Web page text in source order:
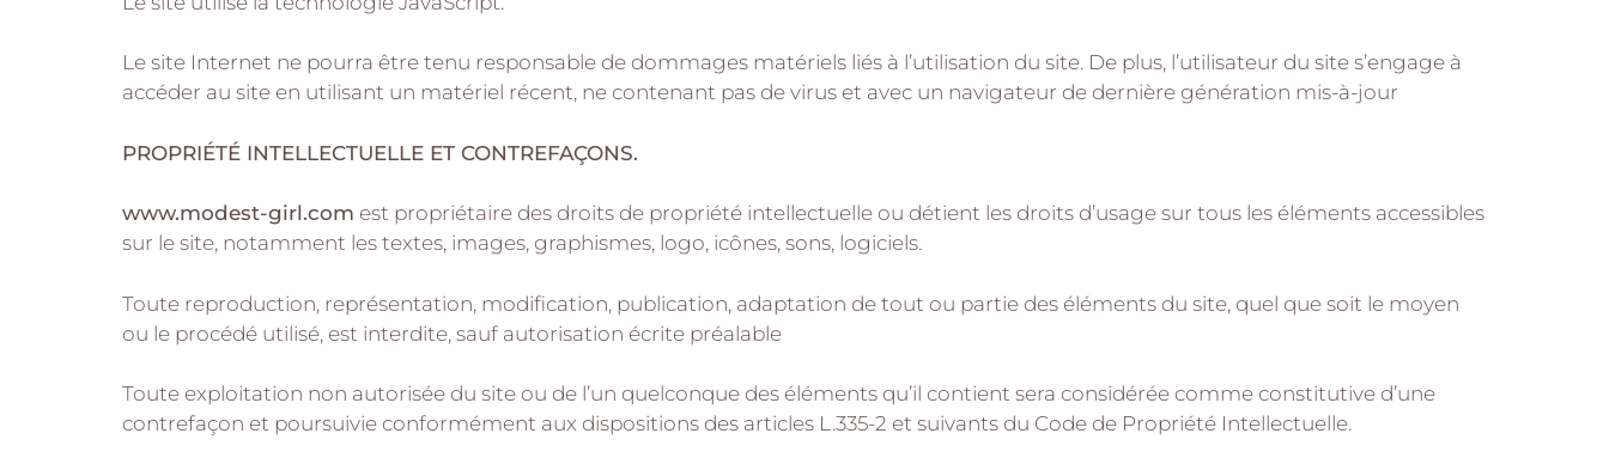
Le site Internet ne pourra être tenu responsable de dommages matériels liés à l’utilisation du site. De plus, l’utilisateur du site s’engage à
accéder au site en utilisant un matériel récent, ne contenant pas de virus et avec un navigateur de dernière génération mis-à-jour
PROPRIÉTÉ INTELLECTUELLE ET CONTREFAÇONS.
www.modest-girl.com est propriétaire des droits de propriété intellectuelle ou détient les droits d’usage sur tous les éléments accessibles
sur le site, notamment les textes, images, graphismes, logo, icônes, sons, logiciels.
Toute reproduction, représentation, modification, publication, adaptation de tout ou partie des éléments du site, quel que soit le moyen
ou le procédé utilisé, est interdite, sauf autorisation écrite préalable
Toute exploitation non autorisée du site ou de l’un quelconque des éléments qu’il contient sera considérée comme constitutive d’une
contrefaçon et poursuivie conformément aux dispositions des articles L.335-2 et suivants du Code de Propriété Intellectuelle.